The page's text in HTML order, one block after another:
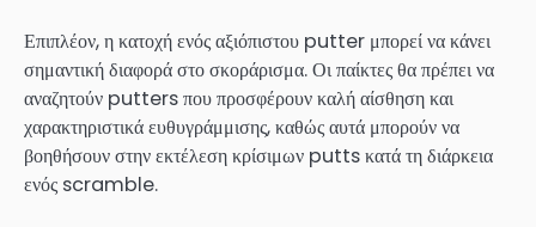
Επιπλέον, η κατοχή ενός αξιόπιστου putter μπορεί να κάνει
σημαντική διαφορά στο σκοράρισμα. Οι παίκτες θα πρέπει να
αναζητούν putters που προσφέρουν καλή αίσθηση και
χαρακτηριστικά ευθυγράμμισης, καθώς αυτά μπορούν να
βοηθήσουν στην εκτέλεση κρίσιμων putts κατά τη διάρκεια
ενός scramble.